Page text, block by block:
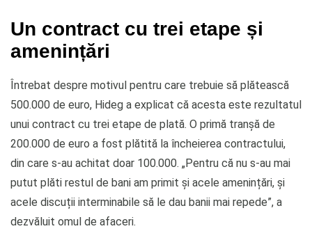
Un contract cu trei etape și
amenințări
Întrebat despre motivul pentru care trebuie să plătească
500.000 de euro, Hideg a explicat că acesta este rezultatul
unui contract cu trei etape de plată. O primă tranșă de
200.000 de euro a fost plătită la încheierea contractului,
din care s-au achitat doar 100.000. „Pentru că nu s-au mai
putut plăti restul de bani am primit și acele amenințări, și
acele discuții interminabile să le dau banii mai repede”, a
dezvăluit omul de afaceri.